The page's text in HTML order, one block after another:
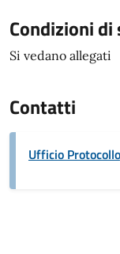
Condizioni di
Si vedano allegati
Contatti
Ufficio